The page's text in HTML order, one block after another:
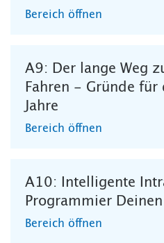
Bereich öffnen
A9: Der lange Weg
Fahren - Gründe für
Jahre
Bereich öffnen
A10: Intelligente
Programmier
Bereich öffnen